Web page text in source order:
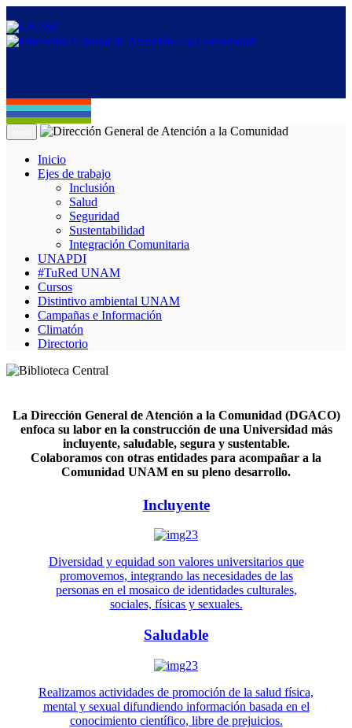
Inicio
Ejes de trabajo
Inclusión
Salud
Seguridad
Sustentabilidad
Integración Comunitaria
UNAPDI
#TuRed UNAM
Cursos
Distintivo ambiental UNAM
Campañas e Información
Climatón
Directorio
La Dirección General de Atención a la Comunidad (DGACO)
enfoca su labor en la construcción de una Universidad más
incluyente, saludable, segura y sustentable.
Colaboramos con otras entidades para acompañar a la
Comunidad UNAM en su pleno desarrollo.
Incluyente
Diversidad y equidad son valores universitarios que
promovemos, integrando las necesidades de las
personas en el mosaico de identidades culturales,
sociales, físicas y sexuales.
Saludable
Realizamos actividades de promoción de la salud física,
mental y sexual difundiendo información basada en el
conocimiento científico, libre de prejuicios.